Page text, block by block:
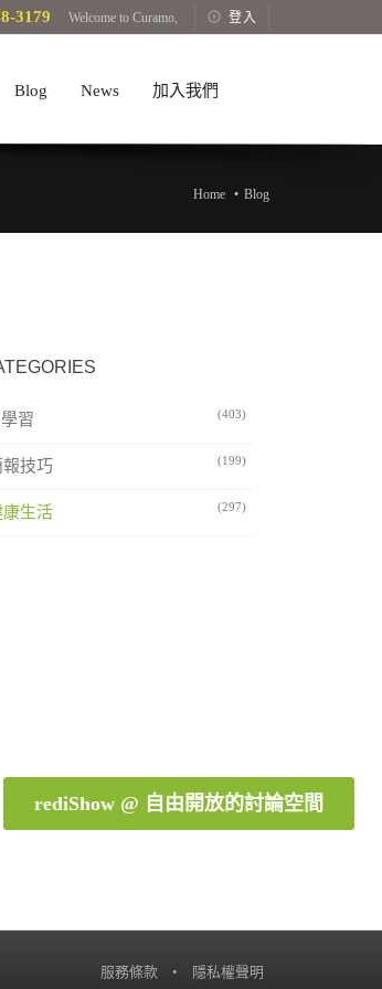
3179 Welcome to Curamo, 登入
Blog News 加入我們
Home Blog
(403)
習
(199)
報技巧
(297)
康生活
rediShow @ 自由開放的討論空間
服務條款 • 隱私權聲明